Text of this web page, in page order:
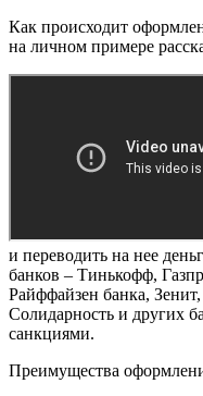
Как происходит
на личном примере
и переводить на нее
банков – Тинькофф,
Райффайзен банка,
Солидарность и других
санкциями.
Преимущества